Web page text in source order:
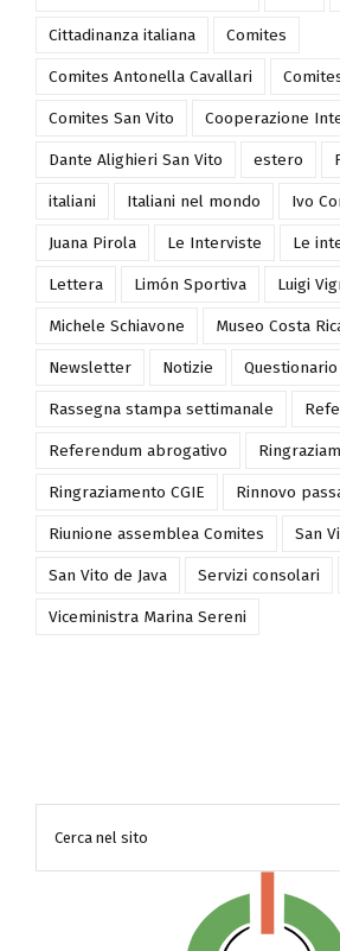
Carta d'identitá elettronica CGIE
Cittadinanza italiana Comites
Comites Antonella Cavallari
Comites San Vito Cooperazione
Dante Alighieri San Vito estero
italiani Italiani nel mondo Ivo
Juana Pirola Le Interviste Le
Lettera Limón Sportiva Luigi
Michele Schiavone Museo Costa Rica
Newsletter Notizie Questionario
Rassegna stampa settimanale
Referendum abrogativo
Ringraziamento CGIE Rinnovo
Riunione assemblea Comites San
San Vito de Java Servizi consolari